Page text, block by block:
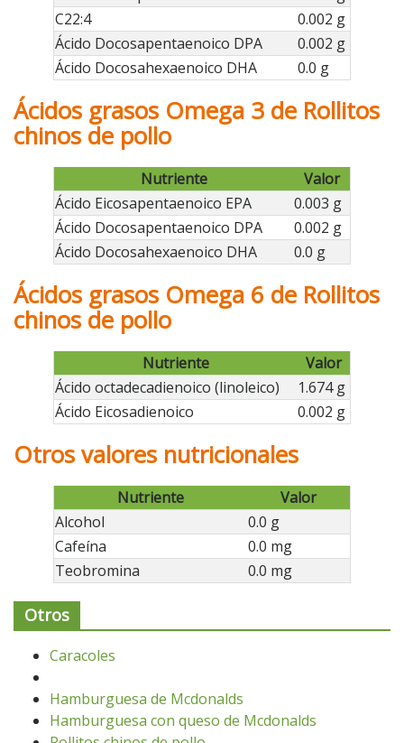
C22:4
0.002 g
Ácido Docosapentaenoico DPA
0.002 g
Ácido Docosahexaenoico DHA
0.0 g
Ácidos grasos Omega 3 de Rollitos
chinos de pollo
Nutriente
Valor
Ácido Eicosapentaenoico EPA
0.003 g
Ácido Docosapentaenoico DPA
0.002 g
Ácido Docosahexaenoico DHA
0.0 g
Ácidos grasos Omega 6 de Rollitos
chinos de pollo
Nutriente
Valor
Ácido octadecadienoico (linoleico)
1.674 g
Ácido Eicosadienoico
0.002 g
Otros valores nutricionales
Nutriente
Valor
Alcohol
0.0 g
Cafeína
0.0 mg
Teobromina
0.0 mg
Otros
Caracoles
Hamburguesa de Mcdonalds
Hamburguesa con queso de Mcdonalds